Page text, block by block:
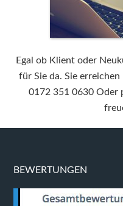
Egal ob Klient oder
für Sie da. Sie
0172 351 0630 Oder
BEWERTUNGEN